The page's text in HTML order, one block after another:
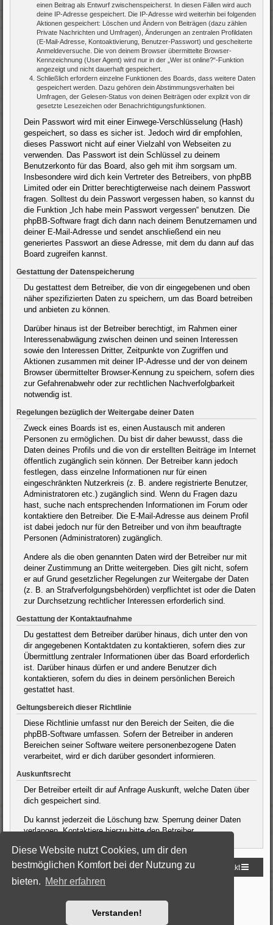
Diese Website nutzt Cookies, um dir den
bestmöglichen Komfort bei der Nutzung zu
bieten. Mehr erfahren
Verstanden!
einen Beitrag als Entwurf zwischenspeicherst. In diesen Fällen wird auch
deine IP-Adresse gespeichert. Die IP-Adresse wird weiterhin bei folgenden
Aktionen gespeichert: Löschen und Ändern von Beiträgen (dazu zählen
Private Nachrichten und Umfragen), Änderungen an zentralen Profildaten
(E-Mail-Adresse, Kontoaktivierung, Benutzer-Passwort) und gescheiterte
Anmeldeversuche. Die von deinem Browser übermittelte Browser-
Kennzeichnung (User Agent) wird nur in der „Wer ist online?“-Funktion
angezeigt und nicht dauerhaft gespeichert.
Schließlich erfordern einzelne Funktionen des Boards, dass weitere Daten
gespeichert werden. Dazu gehören dein Abstimmungsverhalten bei
Umfragen, der Gelesen-Status von deinen Beiträgen oder explizit von dir
gesetzte Lesezeichen oder Benachrichtigungsfunktionen.
Dein Passwort wird mit einer Einwege-Verschlüsselung (Hash)
gespeichert, so dass es sicher ist. Jedoch wird dir empfohlen,
dieses Passwort nicht auf einer Vielzahl von Webseiten zu
verwenden. Das Passwort ist dein Schlüssel zu deinem
Benutzerkonto für das Board, also geh mit ihm sorgsam um.
Insbesondere wird dich kein Vertreter des Betreibers, von phpBB
Limited oder ein Dritter berechtigterweise nach deinem Passwort
fragen. Solltest du dein Passwort vergessen haben, so kannst du
die Funktion „Ich habe mein Passwort vergessen“ benutzen. Die
phpBB-Software fragt dich dann nach deinem Benutzernamen und
deiner E-Mail-Adresse und sendet anschließend ein neu
generiertes Passwort an diese Adresse, mit dem du dann auf das
Board zugreifen kannst.
Gestattung der Datenspeicherung
Du gestattest dem Betreiber, die von dir eingegebenen und oben
näher spezifizierten Daten zu speichern, um das Board betreiben
und anbieten zu können.
Darüber hinaus ist der Betreiber berechtigt, im Rahmen einer
Interessenabwägung zwischen deinen und seinen Interessen
sowie den Interessen Dritter, Zeitpunkte von Zugriffen und
Aktionen zusammen mit deiner IP-Adresse und der von deinem
Browser übermittelter Browser-Kennung zu speichern, sofern dies
zur Gefahrenabwehr oder zur rechtlichen Nachverfolgbarkeit
notwendig ist.
Regelungen bezüglich der Weitergabe deiner Daten
Zweck eines Boards ist es, einen Austausch mit anderen
Personen zu ermöglichen. Du bist dir daher bewusst, dass die
Daten deines Profils und die von dir erstellten Beiträge im Internet
öffentlich zugänglich sein können. Der Betreiber kann jedoch
festlegen, dass einzelne Informationen nur für einen
eingeschränkten Nutzerkreis (z. B. andere registrierte Benutzer,
Administratoren etc.) zugänglich sind. Wenn du Fragen dazu
hast, suche nach entsprechenden Informationen im Forum oder
kontaktiere den Betreiber. Die E-Mail-Adresse aus deinem Profil
ist dabei jedoch nur für den Betreiber und von ihm beauftragte
Personen (Administratoren) zugänglich.
Andere als die oben genannten Daten wird der Betreiber nur mit
deiner Zustimmung an Dritte weitergeben. Dies gilt nicht, sofern
er auf Grund gesetzlicher Regelungen zur Weitergabe der Daten
(z. B. an Strafverfolgungsbehörden) verpflichtet ist oder die Daten
zur Durchsetzung rechtlicher Interessen erforderlich sind.
Gestattung der Kontaktaufnahme
Du gestattest dem Betreiber darüber hinaus, dich unter den von
dir angegebenen Kontaktdaten zu kontaktieren, sofern dies zur
Übermittlung zentraler Informationen über das Board erforderlich
ist. Darüber hinaus dürfen er und andere Benutzer dich
kontaktieren, sofern du dies in deinem persönlichen Bereich
gestattet hast.
Geltungsbereich dieser Richtlinie
Diese Richtlinie umfasst nur den Bereich der Seiten, die die
phpBB-Software umfassen. Sofern der Betreiber in anderen
Bereichen seiner Software weitere personenbezogene Daten
verarbeitet, wird er dich darüber gesondert informieren.
Auskunftsrecht
Der Betreiber erteilt dir auf Anfrage Auskunft, welche Daten über
dich gespeichert sind.
Du kannst jederzeit die Löschung bzw. Sperrung deiner Daten
verlangen. Kontaktiere hierzu bitte den Betreiber.
Startseite Foren-Übersicht Kontakt
Powered byphpBB® Forum Software © phpBB Limited
Deutsche Übersetzung durchphpBB.de
Style: Black-Silver by Joyce&Luna
phpBB-Style-Design
Nutzungsbedingungen